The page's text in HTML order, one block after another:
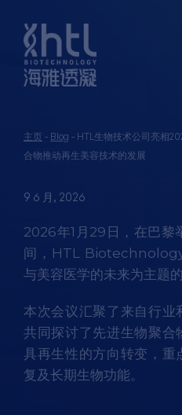
主页 - Blog - HTL生物技术公司亮相
合物推动再生美容技术的发展
9 6 月, 2026
2026年1月29日，在巴黎
间，HTL
与美容医学的未来为主题
本次会议汇聚了来自行业
共同探讨了先进生物聚合
具再生性的方向转变，重
复及长期生物功能。